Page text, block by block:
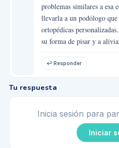
problemas similares a esa
llevarla a un podólogo
ortopédicas
su forma de pisar y a
↩ Responder
Tu respuesta
Inicia sesión para
Iniciar